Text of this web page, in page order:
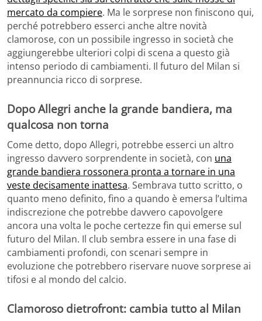
mercato da compiere. Ma le sorprese non finiscono qui,
perché potrebbero esserci anche altre novità
clamorose, con un possibile ingresso in società che
aggiungerebbe ulteriori colpi di scena a questo già
intenso periodo di cambiamenti. Il futuro del Milan si
preannuncia ricco di sorprese.
Dopo Allegri anche la grande bandiera, ma
qualcosa non torna
Come detto, dopo Allegri, potrebbe esserci un altro
ingresso davvero sorprendente in società, con una
grande bandiera rossonera pronta a tornare in una
veste decisamente inattesa. Sembrava tutto scritto, o
quanto meno definito, fino a quando è emersa l’ultima
indiscrezione che potrebbe davvero capovolgere
ancora una volta le poche certezze fin qui emerse sul
futuro del Milan. Il club sembra essere in una fase di
cambiamenti profondi, con scenari sempre in
evoluzione che potrebbero riservare nuove sorprese ai
tifosi e al mondo del calcio.
Clamoroso dietrofront: cambia tutto al Milan